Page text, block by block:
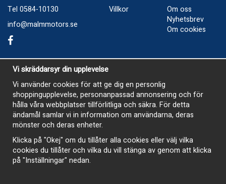
Tel 0584-10130
info@malmmotors.se
Villkor
Om oss
Nyhetsbrev
Om cookies
Besök oss
Industrivägen 8, Laxå
Öppetider
Måndag - Tisdag 13-17
Onsdag Stängt
Torsdag 13-17
Fredag 13-16
Vi skräddarsyr din upplevelse
Vi använder cookies för att ge dig en personlig
shoppingupplevelse, personanpassad annonsering och för
hålla våra webbplatser tillförlitliga och säkra. För detta
ändamål samlar vi in information om användarna, deras
mönster och deras enheter.
Klicka på "Okej" om du tillåter alla cookies eller välj vilka
cookies du tillåter och vilka du vill stänga av genom att klicka
på "Inställningar" nedan.